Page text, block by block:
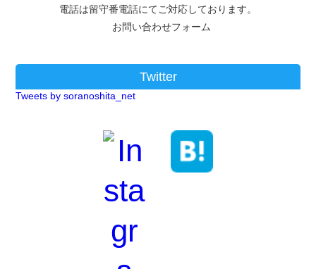
電話は留守番電話にてご対応しております。
お問い合わせフォーム
Twitter
Tweets by soranoshita_net